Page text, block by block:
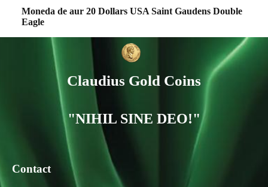
Moneda de aur 20 Dollars USA Saint Gaudens Double
Eagle
Claudius Gold Coins
"NIHIL SINE DEO!"
Contact